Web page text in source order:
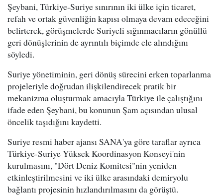
Şeybani, Türkiye-Suriye sınırının iki ülke için ticaret,
refah ve ortak güvenliğin kapısı olmaya devam edeceğini
belirterek, görüşmelerde Suriyeli sığınmacıların gönüllü
geri dönüşlerinin de ayrıntılı biçimde ele alındığını
söyledi.
Suriye yönetiminin, geri dönüş sürecini erken toparlanma
projeleriyle doğrudan ilişkilendirecek pratik bir
mekanizma oluşturmak amacıyla Türkiye ile çalıştığını
ifade eden Şeybani, bu konunun Şam açısından ulusal
öncelik taşıdığını kaydetti.
Suriye resmi haber ajansı SANA'ya göre taraflar ayrıca
Türkiye-Suriye Yüksek Koordinasyon Konseyi'nin
kurulmasını, "Dört Deniz Komitesi"nin yeniden
etkinleştirilmesini ve iki ülke arasındaki demiryolu
bağlantı projesinin hızlandırılmasını da görüştü.